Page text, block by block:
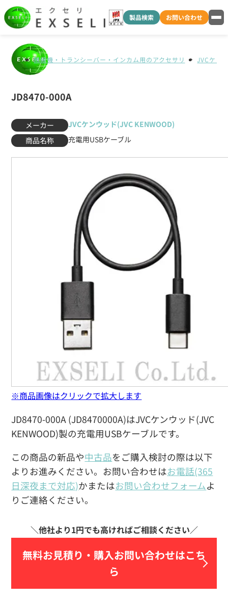
製品検索 お問い合わせ
無線機・トランシーバー・インカム用のアクセサリ JVCケン
JD8470-000A
メーカー
JVCケンウッド(JVC KENWOOD)
商品名称
充電用USBケーブル
JD8470-000A (JD8470000A)はJVCケンウッド(JVC
KENWOOD)製の充電用USBケーブルです。
この商品の新品や中古品をご購入検討の際は以下
よりお進みください。お問い合わせはお電話(365
日深夜まで対応)かまたはお問い合わせフォームよ
りご連絡ください。
無料お見積り・ 購入お問い合わせはこち
ら
※商品画像はクリックで拡大します